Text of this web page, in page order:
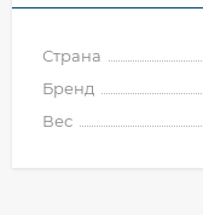
Страна
Бренд
Вес